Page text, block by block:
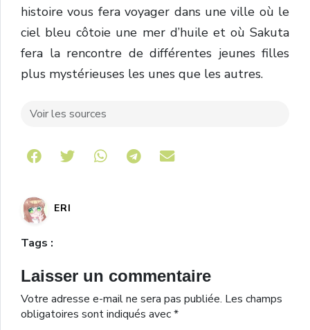
histoire vous fera voyager dans une ville où le
ciel bleu côtoie une mer d’huile et où Sakuta
fera la rencontre de différentes jeunes filles
plus mystérieuses les unes que les autres.
Voir les sources
Share on Telegram
ERI
Tags :
Laisser un commentaire
Votre adresse e-mail ne sera pas publiée. Les champs
obligatoires sont indiqués avec*